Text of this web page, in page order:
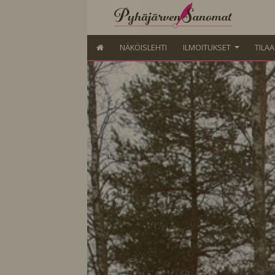
NÄKÖISLEHTI ILMOITUKSET